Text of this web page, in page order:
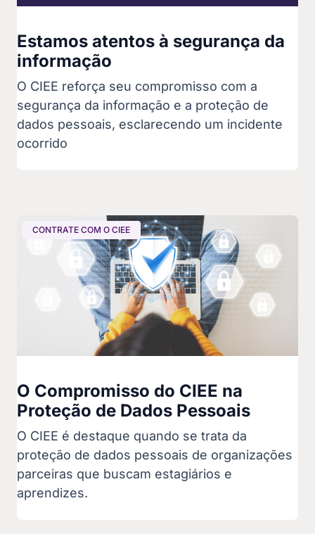
Estamos atentos à segurança da
informação
O CIEE reforça seu compromisso com a
segurança da informação e a proteção de
dados pessoais, esclarecendo um incidente
ocorrido
CONTRATE COM O CIEE
O Compromisso do CIEE na
Proteção de Dados Pessoais
O CIEE é destaque quando se trata da
proteção de dados pessoais de organizações
parceiras que buscam estagiários e
aprendizes.